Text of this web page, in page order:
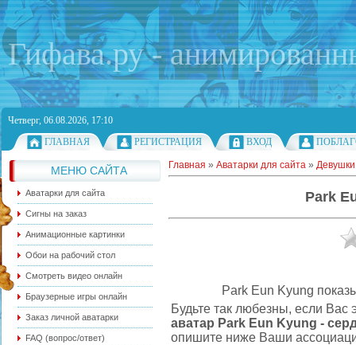
Гифава.ру -
Четверг, 06.08.2026, 17:10
ГЛАВНАЯ
РЕГИСТРАЦИЯ ВХОД
МЕНЮ САЙТА
Аватарки для сайта
Сигны на заказ
Анимационные картинки
Обои на рабочий стол
Смотреть видео онлайн
Браузерные игры онлайн
Заказ личной аватарки
FAQ (вопрос/ответ)
Главная » Аватарки для сайта »
Park
Park Eun Kyung
Будьте так любезны, если Вас
аватар Park Eun Kyung -
опишите ниже Ваши